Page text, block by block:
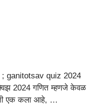
ganitotsav quiz 2024
2024 गणित म्हणजे केवळ
एक कला आहे, …